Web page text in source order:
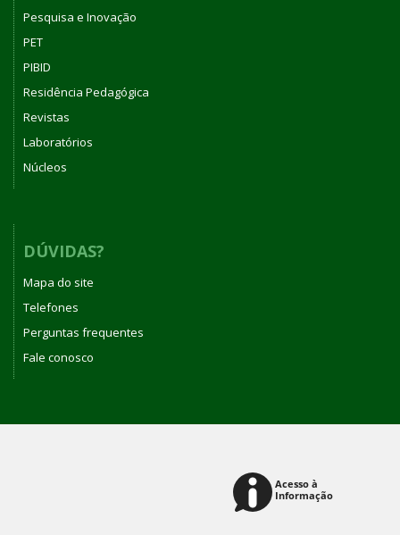
Pesquisa e Inovação
PET
PIBID
Residência Pedagógica
Revistas
Laboratórios
Núcleos
DÚVIDAS?
Mapa do site
Telefones
Perguntas frequentes
Fale conosco